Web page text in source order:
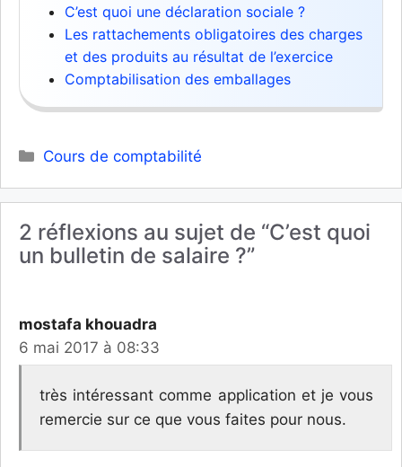
C’est quoi une déclaration sociale ?
Les rattachements obligatoires des charges
et des produits au résultat de l’exercice
Comptabilisation des emballages
Catégories
Cours de comptabilité
2 réflexions au sujet de “C’est quoi
un bulletin de salaire ?”
mostafa khouadra
6 mai 2017 à 08:33
très intéressant comme application et je vous
remercie sur ce que vous faites pour nous.